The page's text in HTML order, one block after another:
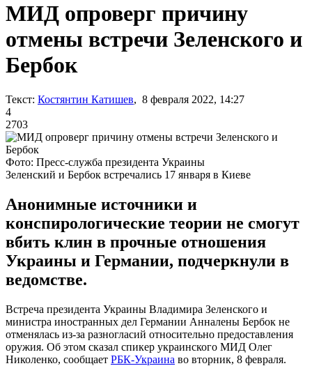
МИД опроверг причину
отмены встречи Зеленского и
Бербок
Текст: Костянтин Катишев, 8 февраля 2022, 14:27
4
2703
Фото: Пресс-служба президента Украины
Зеленский и Бербок встречались 17 января в Киеве
Анонимные источники и
конспирологические теории не смогут
вбить клин в прочные отношения
Украины и Германии, подчеркнули в
ведомстве.
Встреча президента Украины Владимира Зеленского и
министра иностранных дел Германии Анналены Бербок не
отменялась из-за разногласий относительно предоставления
оружия. Об этом сказал спикер украинского МИД Олег
Николенко, сообщает РБК-Украина во вторник, 8 февраля.